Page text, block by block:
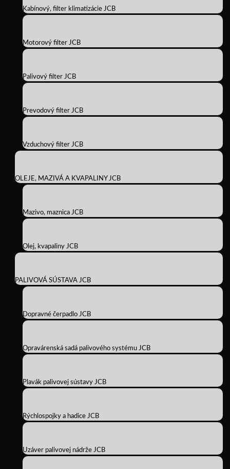
Kabínový, filter klimatizácie JCB
Motorový filter JCB
Palivový filter JCB
Prevodový filter JCB
Vzduchový filter JCB
OLEJE, MAZIVÁ A KVAPALINY JCB
Mazivo, maznica JCB
Olej, kvapaliny JCB
PALIVOVÁ SÚSTAVA JCB
Dopravné čerpadlo JCB
Opravárenská sadá palivového systému JCB
Plavák palivovej sústavy JCB
Rýchlospojky a hadice JCB
Uzáver palivovej nádrže JCB